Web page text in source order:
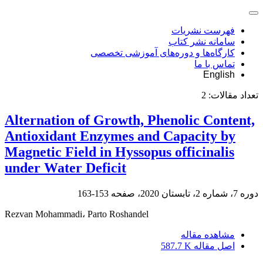
فهرست نشریات
سامانه نشر کتاب
کارگاه‌ها و دوره‌های آموزشی تخصصی
تماس با ما
English
تعداد مقالات: 2
Alternation of Growth, Phenolic Content,
Antioxidant Enzymes and Capacity by
Magnetic Field in Hyssopus officinalis
under Water Deficit
دوره 7، شماره 2، تابستان 2020، صفحه 153-163
Rezvan Mohammadi، Parto Roshandel
مشاهده مقاله
اصل مقاله 587.7 K